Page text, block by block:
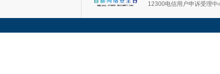
12300电信用户申诉受理中